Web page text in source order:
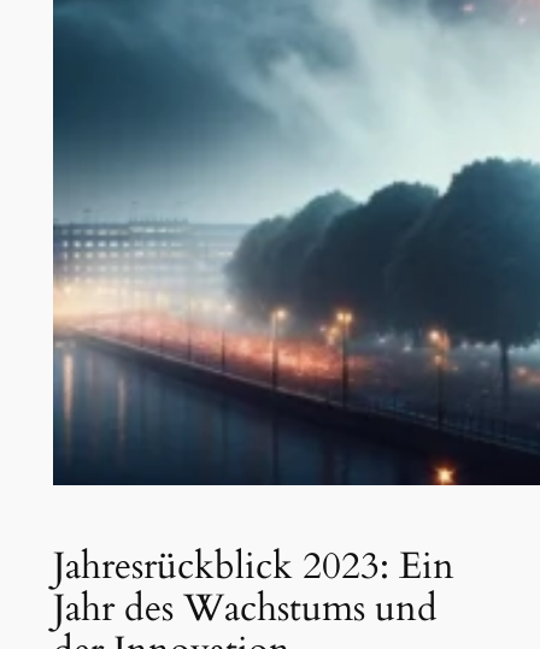
Jahresrückblick 2023: Ein
Jahr des Wachstums und